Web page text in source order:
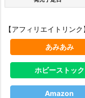
【アフィリエイトリン
あみあみ
ホビーストック
Amazon